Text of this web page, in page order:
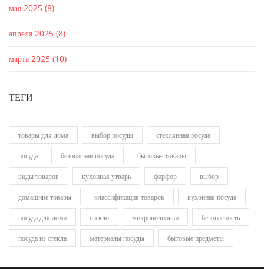
мая 2025 (8)
апреля 2025 (8)
марта 2025 (10)
ТЕГИ
товары для дома выбор посуды стеклянная посуда
посуда безопасная посуда бытовые товары
виды товаров кухонная утварь фарфор выбор
домашние товары классификация товаров кухонная посуда
посуда для дома стекло микроволновка безопасность
посуда из стекла материалы посуды бытовые предметы